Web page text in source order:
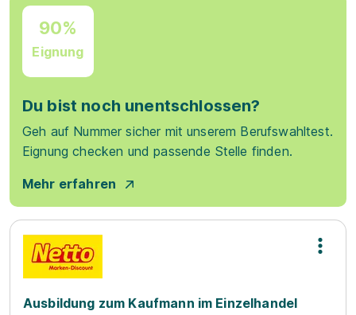
90%
Eignung
Du bist noch unentschlossen?
Geh auf Nummer sicher mit unserem Berufswahltest.
Eignung checken und passende Stelle finden.
Mehr erfahren
Ausbildung zum Kaufmann im Einzelhandel